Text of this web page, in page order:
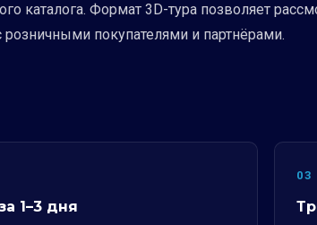
Формат 3D-тура позволяет
покупателями и партнёрами.
1–3 дня
03